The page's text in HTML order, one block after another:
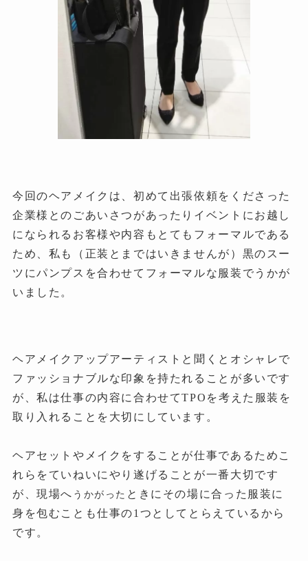
今回のヘアメイクは、初めて出張依頼をくださった
企業様とのごあいさつがあったりイベントにお越し
になられるお客様や内容もとてもフォーマルである
ため、私も（正装とまではいきませんが）黒のスー
ツにパンプスを合わせてフォーマルな服装でうかが
いました。
ヘアメイクアップアーティストと聞くとオシャレで
ファッショナブルな印象を持たれることが多いです
が、私は仕事の内容に合わせてTPOを考えた服装を
取り入れることを大切にしています。
ヘアセットやメイクをすることが仕事であるためこ
れらをていねいにやり遂げることが一番大切です
が、現場へ うかがった ときにその場に合った服装に
身を包むことも仕事の1つとしてとらえているから
です。